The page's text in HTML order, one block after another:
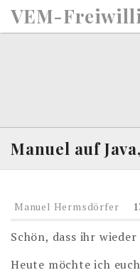
o
VEM-
Manuel auf
Manuel Hermsdörfer
Schön, dass ihr
Heute möchte ich